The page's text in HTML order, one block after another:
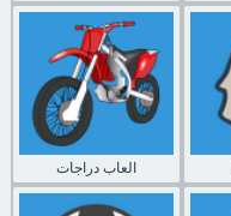
العاب دراجات